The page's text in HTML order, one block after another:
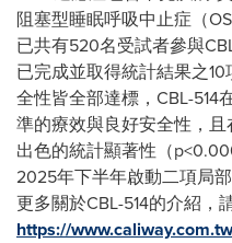
阻塞型睡眠呼吸中止症（
已共有520名受試者參與
已完成並取得統計結果之
全性皆全部達標，CBL-514
準的療效與良好安全性，
出色的統計顯著性（
2025年下半年啟動二項局
更多關於CBL-514的介紹，
https://